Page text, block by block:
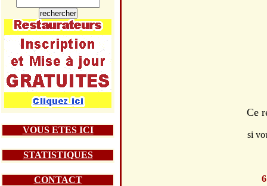
VOUS ETES ICI
STATISTIQUES
CONTACT
Ce
si